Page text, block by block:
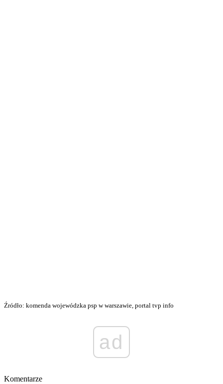
Źródło: komenda wojewódzka psp w warszawie, portal tvp info
ad
Komentarze